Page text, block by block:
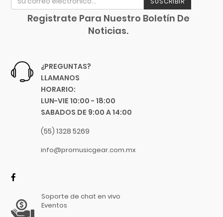
Juga
Jupiter
Klotz
La Bella
La Estudiantina
La Norteña
Linko
Livewire
Registrate Para Nuestro Boletín De
Noticias.
¿PREGUNTAS?
LLAMANOS
HORARIO:
LUN-VIE 10:00 - 18:00
SABADOS DE 9:00 A 14:00
(55) 1328 5269
info@promusicgear.com.mx
Soporte de chat en vivo
Eventos